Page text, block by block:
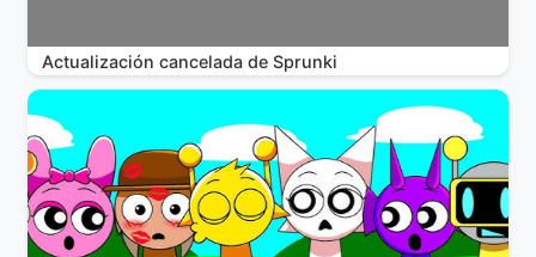
Actualización cancelada de Sprunki